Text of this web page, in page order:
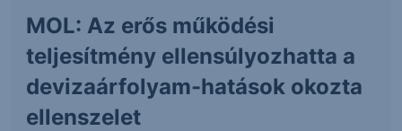
MOL: Az erős működési
teljesítmény ellensúlyozhatta a
devizaárfolyam-hatások okozta
ellenszelet